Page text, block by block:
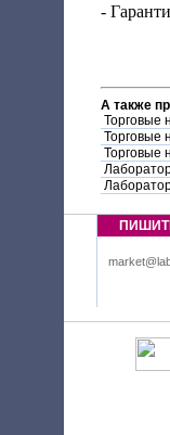
-
А также
Торговые
Торговые
Торговые